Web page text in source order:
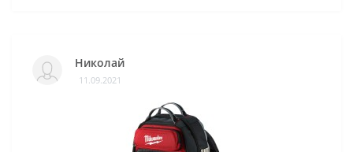
Николай
11.09.2021